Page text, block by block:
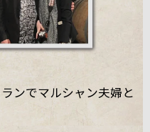
ンでマルシャン夫婦と